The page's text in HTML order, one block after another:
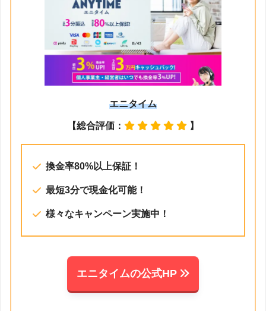
エニタイム
【総合評価： 】
換金率80%以上保証！
最短3分で現金化可能！
様々なキャンペーン実施中！
エニタイムの公式HP